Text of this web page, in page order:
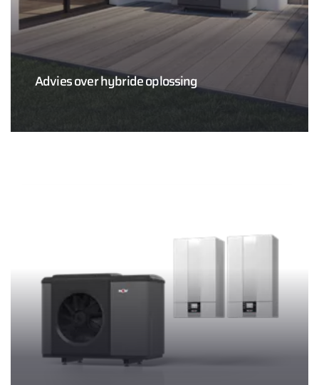
Advies over hybride oplossing